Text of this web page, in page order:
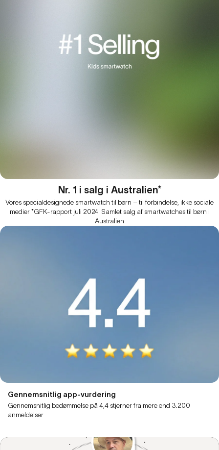
Nr. 1 i salg i Australien*
Vores specialdesignede smartwatch til børn – til forbindelse, ikke sociale
medier *GFK-rapport juli 2024: Samlet salg af smartwatches til børn i
Australien
Gennemsnitlig app-vurdering
Gennemsnitlig bedømmelse på 4,4 stjerner fra mere end 3.200
anmeldelser